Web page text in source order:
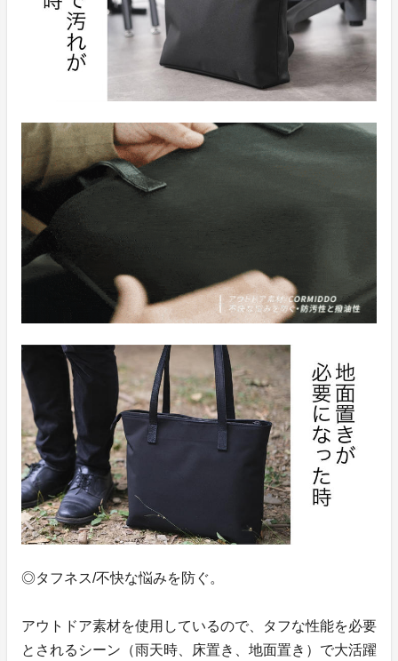
◎タフネス/不快な悩みを防ぐ。
アウトドア素材を使用しているので、タフな性能を必要
とされるシーン（雨天時、床置き、地面置き）で大活躍